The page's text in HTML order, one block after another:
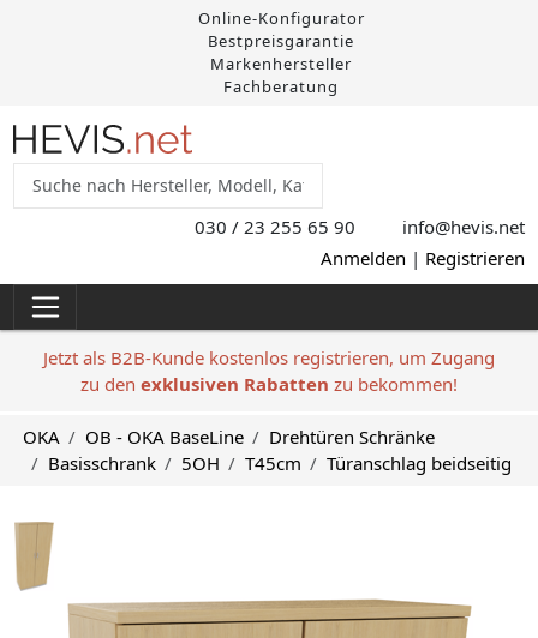
Online-Konfigurator
Bestpreisgarantie
Markenhersteller
Fachberatung
030 / 23 255 65 90 info@hevis.net
Anmelden | Registrieren
Jetzt als B2B-Kunde kostenlos registrieren, um Zugang
zu den exklusiven Rabatten zu bekommen!
OKA OB - OKA BaseLine
Drehtüren Schränke
Basisschrank
5OH T45cm Türanschlag beidseitig